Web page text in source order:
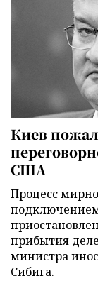
Киев
США
Процесс
прибытия
министра
Сибига.